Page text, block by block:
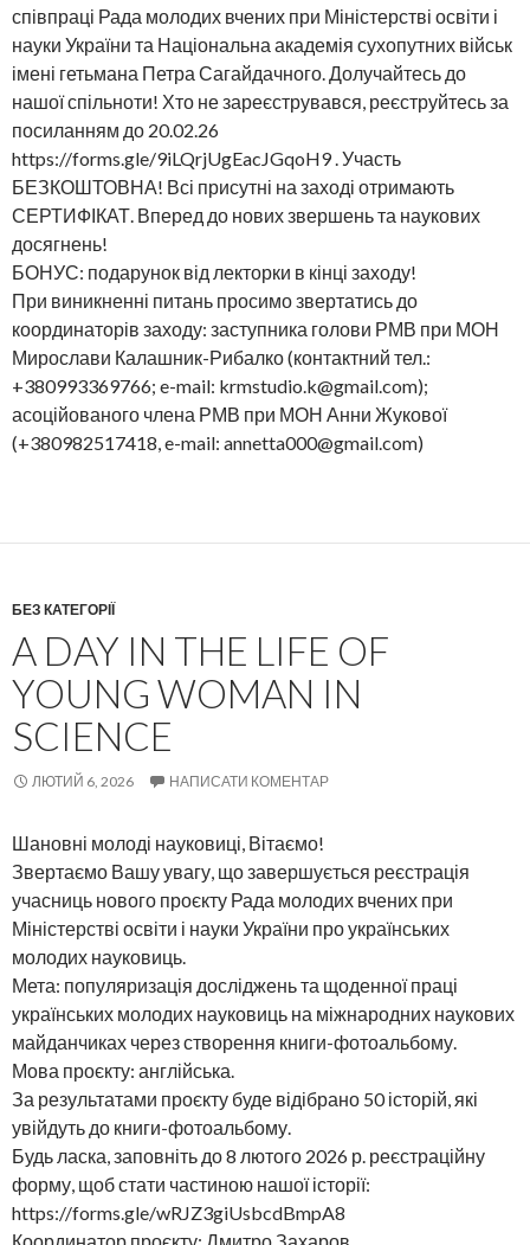
співпраці Рада молодих вчених при Міністерстві освіти і
науки України та Національна академія сухопутних військ
імені гетьмана Петра Сагайдачного. Долучайтесь до
нашої спільноти! Хто не зареєструвався, реєструйтесь за
посиланням до 20.02.26
https://forms.gle/9iLQrjUgEacJGqoH9 . Участь
БЕЗКОШТОВНА! Всі присутні на заході отримають
СЕРТИФІКАТ. Вперед до нових звершень та наукових
досягнень!
БОНУС: подарунок від лекторки в кінці заходу!
При виникненні питань просимо звертатись до
координаторів заходу: заступника голови РМВ при МОН
Мирослави Калашник-Рибалко (контактний тел.:
+380993369766; e-mail: krmstudio.k@gmail.com);
асоційованого члена РМВ при МОН Анни Жукової
(+380982517418, e-mail: annetta000@gmail.com)
БЕЗ КАТЕГОРІЇ
A DAY IN THE LIFE OF
YOUNG WOMAN IN
SCIENCE
ЛЮТИЙ 6, 2026 НАПИСАТИ КОМЕНТАР
Шановні молоді науковиці, Вітаємо!
Звертаємо Вашу увагу, що завершується реєстрація
учасниць нового проєкту Рада молодих вчених при
Міністерстві освіти і науки України про українських
молодих науковиць.
Мета: популяризація досліджень та щоденної праці
українських молодих науковиць на міжнародних наукових
майданчиках через створення книги-фотоальбому.
Мова проєкту: англійська.
За результатами проєкту буде відібрано 50 історій, які
увійдуть до книги-фотоальбому.
Будь ласка, заповніть до 8 лютого 2026 р. реєстраційну
форму, щоб стати частиною нашої історії:
https://forms.gle/wRJZ3giUsbcdBmpA8